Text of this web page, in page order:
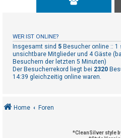
n
b
e
a
w
WER IST ONLINE?
Insgesamt sind 5 Besucher online ::
unsichtbare Mitglieder und 4 Gäste
Besuchern der letzten 5 Minuten)
Der Besucherrekord liegt bei 2320
14:39 gleichzeitig online waren.
Home Foren
*CleanSilver style